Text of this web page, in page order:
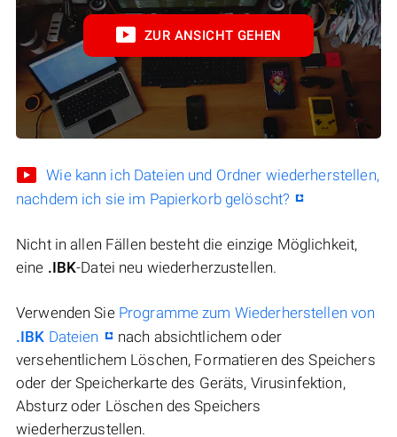
ZUR ANSICHT GEHEN
Wie kann ich Dateien und Ordner wiederherstellen,
nachdem ich sie im Papierkorb gelöscht?
Nicht in allen Fällen besteht die einzige Möglichkeit,
eine .IBK-Datei neu wiederherzustellen.
Verwenden Sie Programme zum Wiederherstellen von
.IBK Dateien
nach absichtlichem oder
versehentlichem Löschen, Formatieren des Speichers
oder der Speicherkarte des Geräts, Virusinfektion,
Absturz oder Löschen des Speichers
wiederherzustellen.